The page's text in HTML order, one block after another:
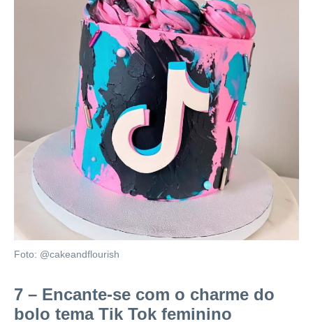
Foto: @cakeandflourish
7 – Encante-se com o charme do
bolo tema Tik Tok feminino